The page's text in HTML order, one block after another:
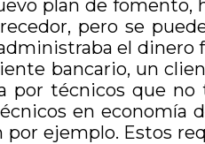
plan de
pero se
el dinero
bancario, un
por técnicos que
en economía
ejemplo. Estos